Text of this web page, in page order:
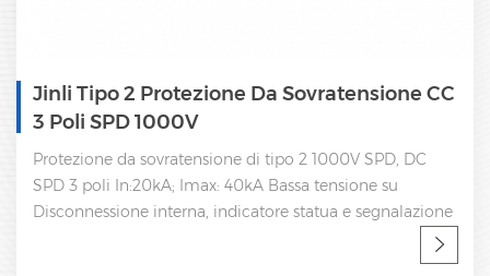
Jinli Tipo 2 Protezione Da Sovratensione CC
3 Poli SPD 1000V
Protezione da sovratensione di tipo 2 1000V SPD, DC
SPD 3 poli In:20kA; Imax: 40kA Bassa tensione su
Disconnessione interna, indicatore statua e segnalazione
a distanza IEC 61643-11 Certificato CE, UL Fabbrica SPD,